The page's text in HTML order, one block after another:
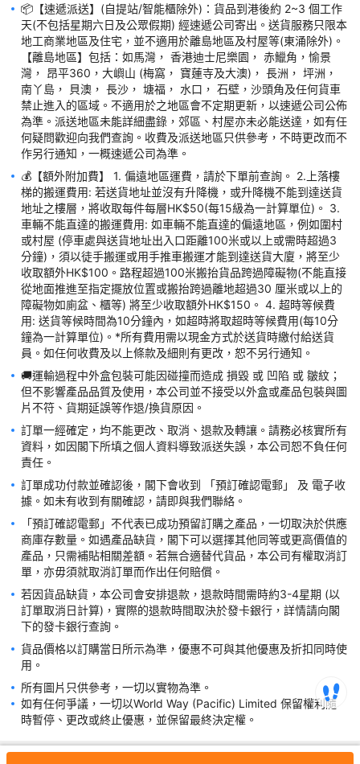
📦【速遞派送】(自提站/智能櫃除外)：貨品到港後約 2~3 個工作
天(不包括星期六日及公眾假期) 經速遞公司寄出。送貨服務只限本
地工商業地區及住宅，並不適用於離島地區及村屋等(東涌除外)。
【離島地區】包括：如馬灣， 香港迪士尼樂園， 赤鱲角，愉景
灣， 昂平360，大嶼山 (梅窩， 寶蓮寺及大澳)， 長洲， 坪洲，
南丫島， 貝澳， 長沙， 塘福， 水口， 石壁，沙頭角及任何貨車
禁止進入的區域。不適用於之地區會不定期更新，以速遞公司公佈
為準。派送地區未能詳細盡錄，郊區、村屋亦未必能送達，如有任
何疑問歡迎向我們查詢。收費及派送地區只供參考，不時更改而不
作另行通知，一概速遞公司為準。
💰【額外附加費】 1. 偏遠地區運費，請於下單前查詢。 2.上落樓
梯的搬運費用: 若送貨地址並沒有升降機，或升降機不能到達送貨
地址之樓層，將收取每件每層HK$50(每15級為一計算單位)。 3.
車輛不能直達的搬運費用: 如車輛不能直達的偏遠地區，例如圍村
或村屋 (停車處與送貨地址出入口距離100米或以上或需時超過3
分鐘)，須以徒手搬運或用手推車搬運才能到達送貨大廈，將至少
收取額外HK$100。路程超過100米搬抬貨品跨過障礙物(不能直接
從地面推進至指定擺放位置或搬抬跨過離地超過30 厘米或以上的
障礙物如廁盆、櫃等) 將至少收取額外HK$150。 4. 超時等候費
用: 送貨等候時間為10分鐘內，如超時將取超時等候費用(每10分
鐘為一計算單位)。*所有費用需以現金方式於送貨時繳付給送貨
員。如任何收費及以上條款及細則有更改，恕不另行通知。
🚚運輸過程中外盒包裝可能因碰撞而造成 損毀 或 凹陷 或 皺紋；
但不影響產品品質及使用，本公司並不接受以外盒或產品包裝與圖
訂單一經確定，均不能更改、取消、退款及轉讓。請務必核實所有
資料，如因閣下所填之個人資料導致派送失誤，本公司恕不負任何
訂單成功付款並確認後，閣下會收到 「預訂確認電郵」 及 電子收
據。如未有收到有關確認，請即與我們聯絡。
「預訂確認電郵」不代表已成功預留訂購之產品，一切取決於供應
商庫存數量。如遇產品缺貨，閣下可以選擇其他同等或更高價值的
產品，只需補貼相關差額。若無合適替代貨品，本公司有權取消訂
若因貨品缺貨，本公司會安排退款，退款時間需時約3-4星期 (以
訂單取消日計算)，實際的退款時間取決於發卡銀行，詳情請向閣
貨品價格以訂購當日所示為準，優惠不可與其他優惠及折扣同時使
如有任何爭議，一切以World Way (Pacific) Limited 保留權利隨
📦【速遞派送】(自提站/智能櫃除外)：貨品到港後約 2~3 個工作
天(不包括星期六日及公眾假期) 經速遞公司寄出。送貨服務只限本
地工商業地區及住宅，並不適用於離島地區及村屋等(東涌除外)。
【離島地區】包括：如馬灣， 香港迪士尼樂園， 赤鱲角，愉景
灣， 昂平360，大嶼山 (梅窩， 寶蓮寺及大澳)， 長洲， 坪洲，
南丫島， 貝澳， 長沙， 塘福， 水口， 石壁，沙頭角及任何貨車
禁止進入的區域。不適用於之地區會不定期更新，以速遞公司公佈
為準。派送地區未能詳細盡錄，郊區、村屋亦未必能送達，如有任
何疑問歡迎向我們查詢。收費及派送地區只供參考，不時更改而不
作另行通知，一概速遞公司為準。
💰【額外附加費】 1. 偏遠地區運費，請於下單前查詢。 2.上落樓
梯的搬運費用: 若送貨地址並沒有升降機，或升降機不能到達送貨
地址之樓層，將收取每件每層HK$50(每15級為一計算單位)。 3.
車輛不能直達的搬運費用: 如車輛不能直達的偏遠地區，例如圍村
或村屋 (停車處與送貨地址出入口距離100米或以上或需時超過3
分鐘)，須以徒手搬運或用手推車搬運才能到達送貨大廈，將至少
收取額外HK$100。路程超過100米搬抬貨品跨過障礙物(不能直接
從地面推進至指定擺放位置或搬抬跨過離地超過30 厘米或以上的
障礙物如廁盆、櫃等) 將至少收取額外HK$150。 4. 超時等候費
用: 送貨等候時間為10分鐘內，如超時將取超時等候費用(每10分
鐘為一計算單位)。*所有費用需以現金方式於送貨時繳付給送貨
員。如任何收費及以上條款及細則有更改，恕不另行通知。
🚚運輸過程中外盒包裝可能因碰撞而造成 損毀 或 凹陷 或 皺紋；
但不影響產品品質及使用，本公司並不接受以外盒或產品包裝與圖
訂單一經確定，均不能更改、取消、退款及轉讓。請務必核實所有
資料，如因閣下所填之個人資料導致派送失誤，本公司恕不負任何
訂單成功付款並確認後，閣下會收到 「預訂確認電郵」 及 電子收
據。如未有收到有關確認，請即與我們聯絡。
「預訂確認電郵」不代表已成功預留訂購之產品，一切取決於供應
商庫存數量。如遇產品缺貨，閣下可以選擇其他同等或更高價值的
產品，只需補貼相關差額。若無合適替代貨品，本公司有權取消訂
若因貨品缺貨，本公司會安排退款，退款時間需時約3-4星期 (以
訂單取消日計算)，實際的退款時間取決於發卡銀行，詳情請向閣
貨品價格以訂購當日所示為準，優惠不可與其他優惠及折扣同時使
如有任何爭議，一切以World Way (Pacific) Limited 保留權利隨